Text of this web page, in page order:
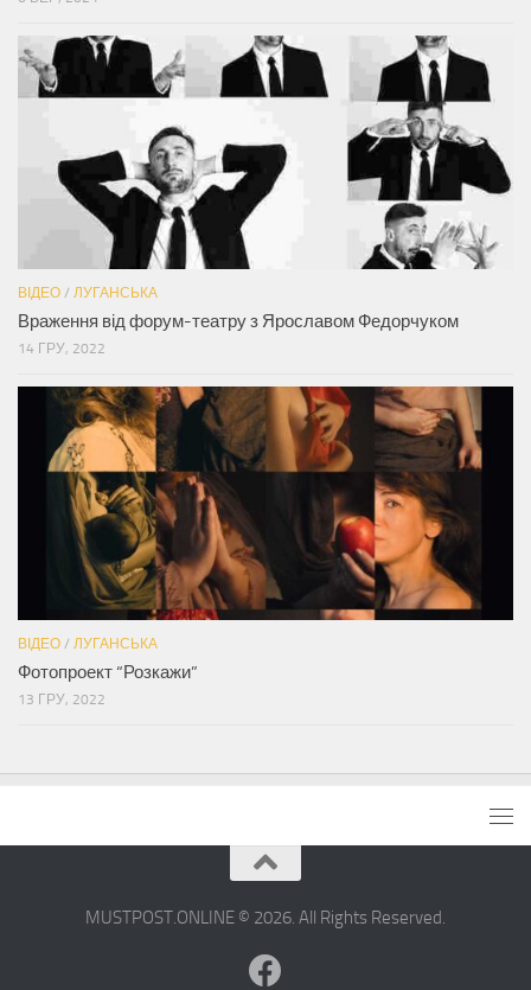
ВІДЕО / ЛУГАНСЬКА
Враження від форум-театру з Ярославом Федорчуком
14 ГРУ, 2022
ВІДЕО / ЛУГАНСЬКА
Фотопроект “Розкажи”
13 ГРУ, 2022
MUSTPOST.ONLINE © 2026. All Rights Reserved.